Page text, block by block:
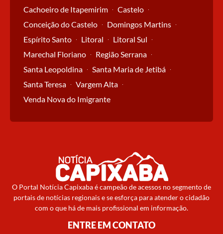
Cachoeiro de Itapemirim
Castelo
Conceição do Castelo
Domingos Martins
Espírito Santo
Litoral
Litoral Sul
Marechal Floriano
Região Serrana
Santa Leopoldina
Santa Maria de Jetibá
Santa Teresa
Vargem Alta
Venda Nova do Imigrante
O Portal Notícia Capixaba é campeão de acessos no segmento de
portais de notícias regionais e se esforça para atender o cidadão
com o que há de mais profissional em informação.
ENTRE EM CONTATO